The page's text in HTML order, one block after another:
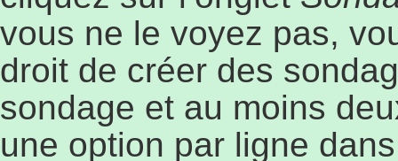
vous ne le voyez pas,
droit de créer des
sondage et au moins
une option par ligne